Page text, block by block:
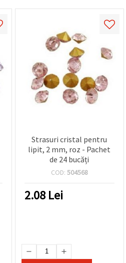
Strasuri cristal pentru
lipit, 2 mm, roz - Pachet
de 24 bucăți
COD: 504568
2.08 Lei